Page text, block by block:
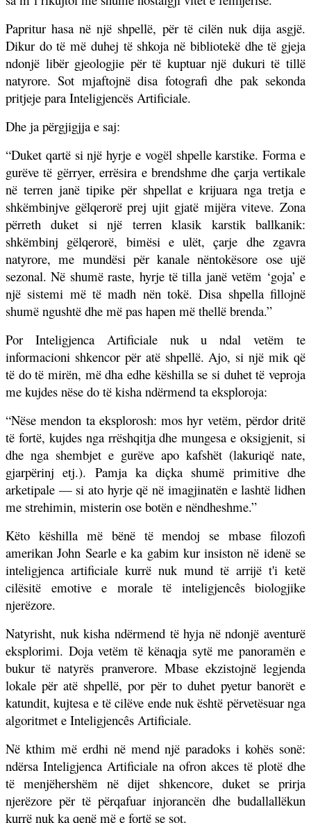
Papritur hasa në një shpellë, për të cilën nuk dija asgjë.
Dikur do të më duhej të shkoja në bibliotekë dhe të gjeja
ndonjë libër gjeologjie për të kuptuar një dukuri të tillë
natyrore. Sot mjaftojnë disa fotografi dhe pak sekonda
pritjeje para Inteligjencës Artificiale.
Dhe ja përgjigjja e saj:
“Duket qartë si një hyrje e vogël shpelle karstike. Forma e
gurëve të gërryer, errësira e brendshme dhe çarja vertikale
në terren janë tipike për shpellat e krijuara nga tretja e
shkëmbinjve gëlqerorë prej ujit gjatë mijëra viteve. Zona
përreth duket si një terren klasik karstik ballkanik:
shkëmbinj gëlqerorë, bimësi e ulët, çarje dhe zgavra
natyrore, me mundësi për kanale nëntokësore ose ujë
sezonal. Në shumë raste, hyrje të tilla janë vetëm ‘goja’ e
një sistemi më të madh nën tokë. Disa shpella fillojnë
shumë ngushtë dhe më pas hapen më thellë brenda.”
Por Inteligjenca Artificiale nuk u ndal vetëm te
informacioni shkencor për atë shpellë. Ajo, si një mik që
të do të mirën, më dha edhe këshilla se si duhet të veproja
me kujdes nëse do të kisha ndërmend ta eksploroja:
“Nëse mendon ta eksplorosh: mos hyr vetëm, përdor dritë
të fortë, kujdes nga rrëshqitja dhe mungesa e oksigjenit, si
dhe nga shembjet e gurëve apo kafshët (lakuriqë nate,
gjarpërinj etj.). Pamja ka diçka shumë primitive dhe
arketipale — si ato hyrje që në imagjinatën e lashtë lidhen
me strehimin, misterin ose botën e nëndheshme.”
Këto këshilla më bënë të mendoj se mbase filozofi
amerikan John Searle e ka gabim kur insiston në idenë se
inteligjenca artificiale kurrë nuk mund të arrijë t'i ketë
cilësitë emotive e morale të inteligjencês biologjike
njerëzore.
Natyrisht, nuk kisha ndërmend të hyja në ndonjë aventurë
eksplorimi. Doja vetëm të kënaqja sytë me panoramën e
bukur të natyrës pranverore. Mbase ekzistojnë legjenda
lokale për atë shpellë, por për to duhet pyetur banorët e
katundit, kujtesa e të cilëve ende nuk është përvetësuar nga
algoritmet e Inteligjencês Artificiale.
Në kthim më erdhi në mend një paradoks i kohës sonë:
ndërsa Inteligjenca Artificiale na ofron akces të plotë dhe
të menjëhershëm në dijet shkencore, duket se prirja
njerëzore për të përqafuar injorancën dhe budallallëkun
kurrë nuk ka qenë më e fortë se sot.